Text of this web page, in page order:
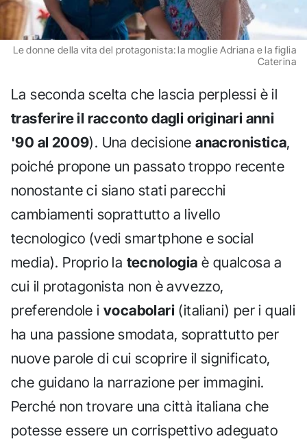
Le donne della vita del protagonista: la moglie Adriana e la figlia
Caterina
La seconda scelta che lascia perplessi è il
trasferire il racconto dagli originari anni
'90 al 2009). Una decisioneanacronistica,
poiché propone un passato troppo recente
nonostante ci siano stati parecchi
cambiamenti soprattutto a livello
tecnologico (vedi smartphone e social
media). Proprio la tecnologia è qualcosa a
cui il protagonista non è avvezzo,
preferendole i vocabolari (italiani) per i quali
ha una passione smodata, soprattutto per
nuove parole di cui scoprire il significato,
che guidano la narrazione per immagini.
Perché non trovare una città italiana che
potesse essere un corrispettivo adeguato